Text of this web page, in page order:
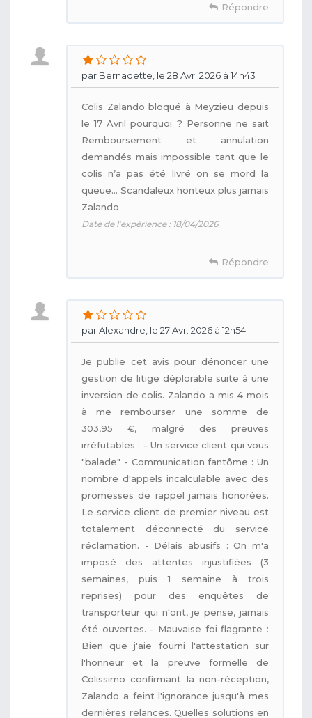
Répondre
par Bernadette, le 28 Avr. 2026 à 14h43
Colis Zalando bloqué à Meyzieu depuis
le 17 Avril pourquoi ? Personne ne sait
Remboursement et annulation
demandés mais impossible tant que le
colis n’a pas été livré on se mord la
queue… Scandaleux honteux plus jamais
Zalando
Date de l'expérience : 18/04/2026
Répondre
par Alexandre, le 27 Avr. 2026 à 12h54
Je publie cet avis pour dénoncer une
gestion de litige déplorable suite à une
inversion de colis. Zalando a mis 4 mois
à me rembourser une somme de
303,95 €, malgré des preuves
irréfutables : - Un service client qui vous
"balade" - Communication fantôme : Un
nombre d'appels incalculable avec des
promesses de rappel jamais honorées.
Le service client de premier niveau est
totalement déconnecté du service
réclamation. - Délais abusifs : On m'a
imposé des attentes injustifiées (3
semaines, puis 1 semaine à trois
reprises) pour des enquêtes de
transporteur qui n'ont, je pense, jamais
été ouvertes. - Mauvaise foi flagrante :
Bien que j'aie fourni l'attestation sur
l'honneur et la preuve formelle de
Colissimo confirmant la non-réception,
Zalando a feint l'ignorance jusqu'à mes
dernières relances. Quelles solutions en